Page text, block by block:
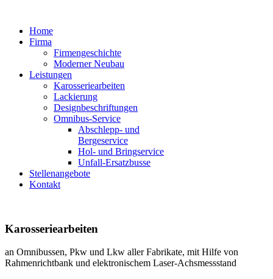
Home
Firma
Firmengeschichte
Moderner Neubau
Leistungen
Karosseriearbeiten
Lackierung
Designbeschriftungen
Omnibus-Service
Abschlepp- und
Bergeservice
Hol- und Bringservice
Unfall-Ersatzbusse
Stellenangebote
Kontakt
Karosseriearbeiten
an Omnibussen, Pkw und Lkw aller Fabrikate, mit Hilfe von
Rahmenrichtbank und elektronischem Laser-Achsmessstand